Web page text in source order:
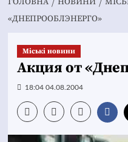
«ДНЕПРООБЛЭНЕРГО»
Mіські новини
Акция от
18:04 04.08.2004